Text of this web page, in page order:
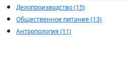
Делопроизводство (15)
Общественное питание (13)
Антропология (11)